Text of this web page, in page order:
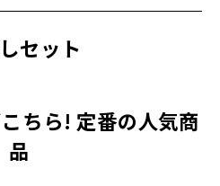
セット
ちら! 定番の人気商
品